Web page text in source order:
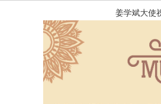
姜学斌大使